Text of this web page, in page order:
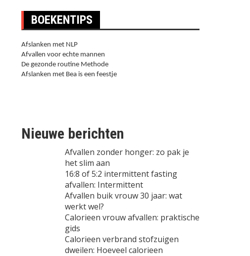
BOEKENTIPS
Afslanken met NLP
Afvallen voor echte mannen
De gezonde routine Methode
Afslanken met Bea is een feestje
Nieuwe berichten
Afvallen zonder honger: zo pak je
het slim aan
16:8 of 5:2 intermittent fasting
afvallen: Intermittent
Afvallen buik vrouw 30 jaar: wat
werkt wel?
Calorieen vrouw afvallen: praktische
gids
Calorieen verbrand stofzuigen
dweilen: Hoeveel calorieen